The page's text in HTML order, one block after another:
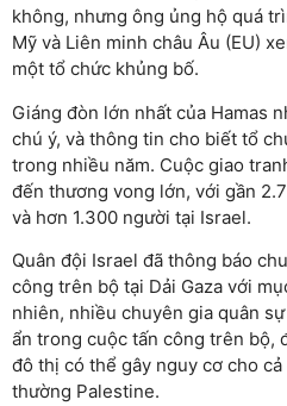
không, nhưng ông ủng hộ quá
Mỹ và Liên minh châu Âu (EU)
một tổ chức khủng bố.
Giáng đòn lớn nhất của Hamas
chú ý, và thông tin cho biết tổ
trong nhiều năm. Cuộc giao
đến thương vong lớn, với gần
và hơn 1.300 người tại Israel.
Quân đội Israel đã thông báo
công trên bộ tại Dải Gaza với
nhiên, nhiều chuyên gia quân
ẩn trong cuộc tấn công trên bộ,
đô thị có thể gây nguy cơ cho
thường Palestine.